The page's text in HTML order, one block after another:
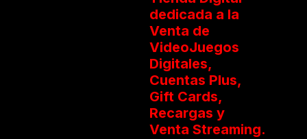
dedicada a la
Venta de
VideoJuegos
Digitales,
Cuentas Plus,
Gift Cards,
Recargas y
Venta Streaming.